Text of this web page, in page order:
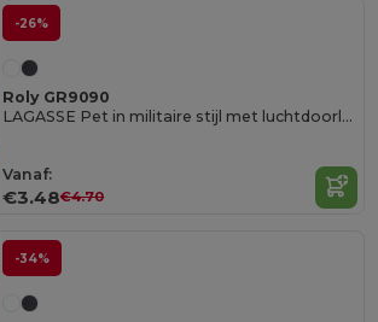
-26%
Roly GR9090
LAGASSE Pet in militaire stijl met luchtdoorlatende mesh aan de bovenkant
Vanaf:
€3.48€4.70
-34%